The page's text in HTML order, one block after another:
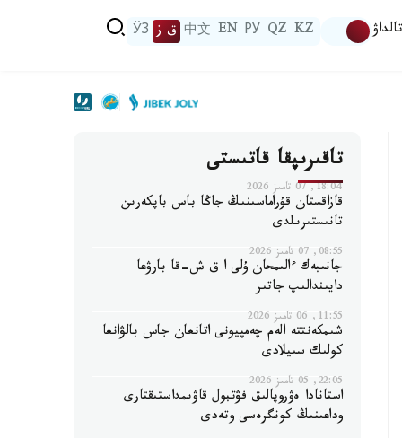
تالداۋ KZ
QZ
РУ
EN
中文 ق ز ЎЗ
تاقىرىپقا قاتىستى
18:04, 07 تامىز 2026
قازاقستان قۇراماسىنىڭ جاڭا باس باپكەرىن
تانىستىرىلدى
08:55, 07 تامىز 2026
جانىبەك ءالىمحان ۇلى ا ق ش-قا بارۋعا
دايىندالىپ جاتىر
11:55, 06 تامىز 2026
شىمكەنتتە الەم چەمپيونى اتانعان جاس بالۋانعا
كولىك سىيلادى
22:05, 05 تامىز 2026
استانادا ەۋروپالىق فۋتبول قاۋىمداستىقتارى
وداعىنىڭ كونگرەسى وتەدى